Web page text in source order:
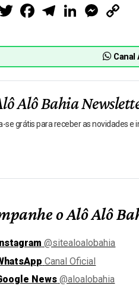
Twitter FacebookTelegramLinkedIn Messenger
Canal
Alô Bahia
se grátis para receber as novidades
o Alô Alô
Instagram @sitealoalobahia
Canal Oficial
News @aloalobahia